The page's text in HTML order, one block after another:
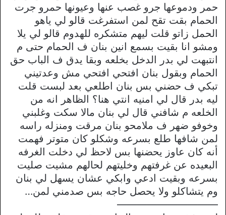
حمر ودموعها جرو غصب عنها وعيونها حمرو جرت
الحمام بقت تقح لمن استفرغت قالو لي ياهو
الحمل زاتو قلت ليهم متشكره للهدوم قالو لي يلا
ومشو انا بقيت بسمع انين بنان ف الحمام حتى م
انتبهت لي بدر الدخل بخلعه وبقا يدق ف الباب حق
الحمام وبقول بنان افتحي افتحي مش وعدتيني
تبكي ف حضني بس بنان اطلعي بعد لبست قلت
ليه بدر قال لي امنيه انتي هنا؟ الظاهر انه من
الخلعه م شافني قال لي بنان مالا سكت وغلبني
وخوفو ضهر ف ملامحو بنان مرقت ومنزله راسه
لمن شافها طلع بسرعه وشكلو كان متوتر فهمت
أنه كان عاوز يحضنها بس لاحظ لي دخلت الغرفه
البعيده عن غرفتهم وخليتهم لحالهم مشيت صليت
بسرعه وبقيت ادعي وابكي عشان يسهل لي بنان
وم يتشاكلو ولا يحصل حاجه بس صدمني لمن…
——————————